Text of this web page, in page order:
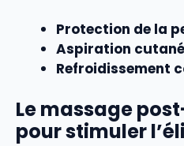
Protection de la
Aspiration
Refroidissement
Le massage
pour stimuler